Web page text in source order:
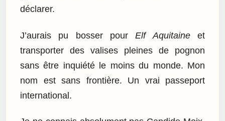
déclarer.
J’aurais pu bosser pourElf Aquitaineet
transporter des valises pleines de pognon
sans être inquiété le moins du monde. Mon
nom est sans frontière. Un vrai passeport
international.